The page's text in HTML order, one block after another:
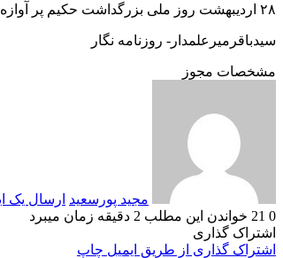
۲۸ اردیبهشت روز ملی بزرگداشت حکیم پر آوازه جهان عمر خیام نیشابوری گرامی باد.
سیدباقرمیرعلمدار- روزنامه نگار
مشخصات مجوز
مجید پورسعید ارسال یک
0
خواندن این مطلب 2 دقیقه زمان میبرد
اشتراک گذاری
اشتراک گذاری از طریق ایمیل چاپ